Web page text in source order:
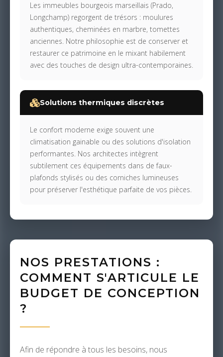
Les immeubles bourgeois marseillais (Prado,
Longchamp) regorgent de trésors : moulures
authentiques, cheminées en marbre, tomettes
anciennes. Notre philosophie est de conserver et
restaurer ce patrimoine en le mixant habilement
avec des touches de design ultra-contemporaines.
Solutions thermiques discrètes
Le confort moderne exige souvent une
climatisation gainable ou des solutions d'isolation
performantes. Nos architectes intègrent
subtilement ces équipements dans de faux-
plafonds stylisés ou des corniches lumineuses
pour préserver l'esthétique parfaite de vos pièces.
NOS PRESTATIONS :
COMMENT S'ARTICULE LE
BUDGET DE CONCEPTION
?
Afin de répondre à tous les besoins, nous